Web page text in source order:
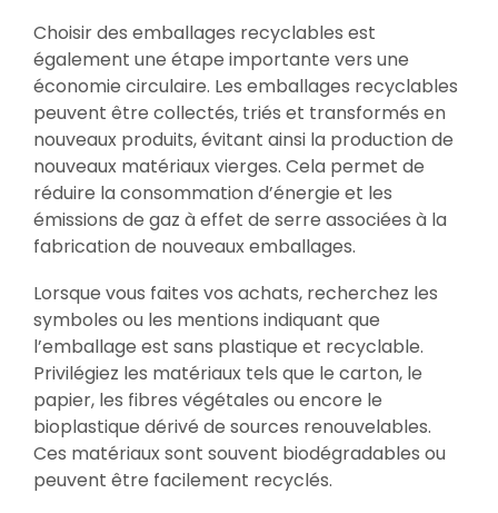
Choisir des emballages recyclables est
également une étape importante vers une
économie circulaire. Les emballages recyclables
peuvent être collectés, triés et transformés en
nouveaux produits, évitant ainsi la production de
nouveaux matériaux vierges. Cela permet de
réduire la consommation d’énergie et les
émissions de gaz à effet de serre associées à la
fabrication de nouveaux emballages.
Lorsque vous faites vos achats, recherchez les
symboles ou les mentions indiquant que
l’emballage est sans plastique et recyclable.
Privilégiez les matériaux tels que le carton, le
papier, les fibres végétales ou encore le
bioplastique dérivé de sources renouvelables.
Ces matériaux sont souvent biodégradables ou
peuvent être facilement recyclés.